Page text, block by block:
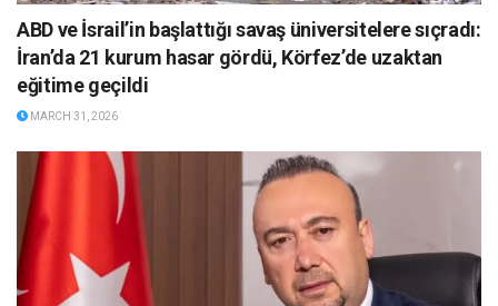
ABD ve İsrail’in başlattığı savaş üniversitelere sıçradı:
İran’da 21 kurum hasar gördü, Körfez’de uzaktan
eğitime geçildi
MARCH 31, 2026